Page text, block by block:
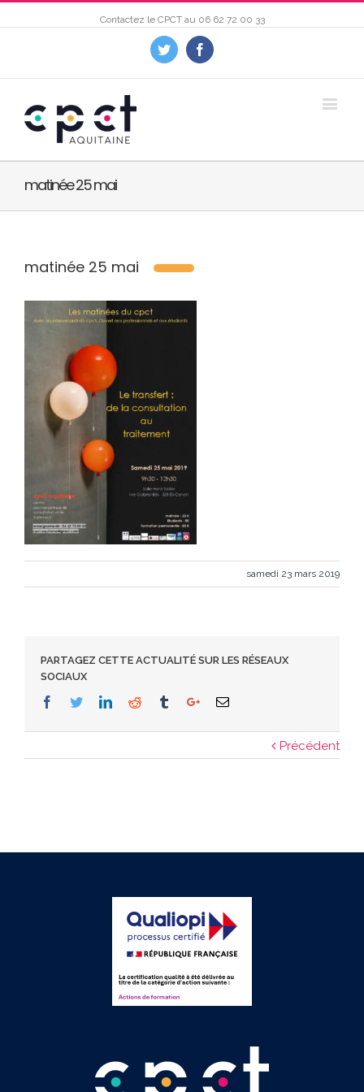
Contactez le CPCT au 06 62 72 00 33
Twitter Facebook
matinée 25 mai
matinée 25 mai
samedi 23 mars 2019
PARTAGEZ CETTE ACTUALITÉ SUR LES RÉSEAUX
SOCIAUX
Facebook
TwitterLinkedinReddit TumblrGoogle+Email
Précédent